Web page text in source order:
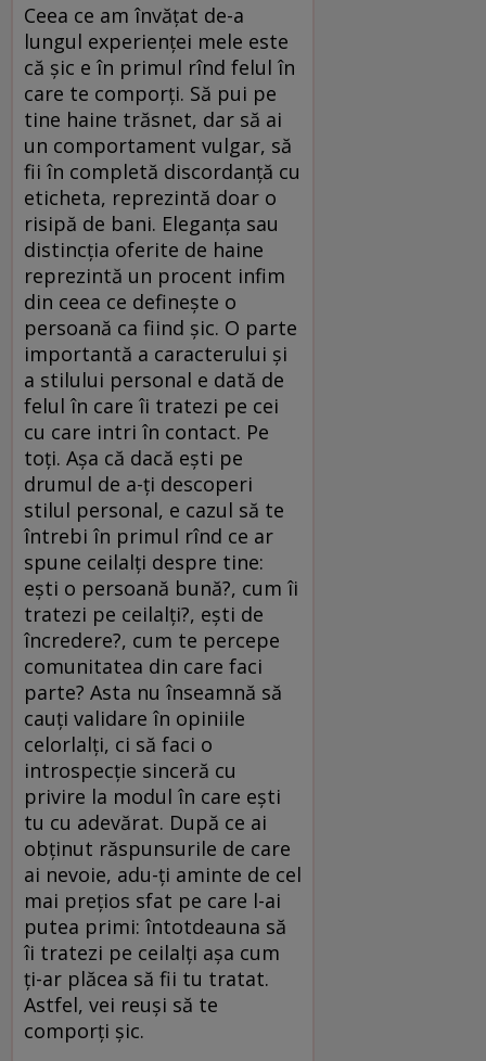
Ceea ce am învățat de-a
lungul experienței mele este
că șic e în primul rînd felul în
care te comporți. Să pui pe
tine haine trăsnet, dar să ai
un comportament vulgar, să
fii în completă discordanță cu
eticheta, reprezintă doar o
risipă de bani. Eleganța sau
distincția oferite de haine
reprezintă un procent infim
din ceea ce definește o
persoană ca fiind șic. O parte
importantă a caracterului și
a stilului personal e dată de
felul în care îi tratezi pe cei
cu care intri în contact. Pe
toți. Așa că dacă ești pe
drumul de a-ți descoperi
stilul personal, e cazul să te
întrebi în primul rînd ce ar
spune ceilalți despre tine:
ești o persoană bună?, cum îi
tratezi pe ceilalți?, ești de
încredere?, cum te percepe
comunitatea din care faci
parte? Asta nu înseamnă să
cauți validare în opiniile
celorlalți, ci să faci o
introspecție sinceră cu
privire la modul în care ești
tu cu adevărat. După ce ai
obținut răspunsurile de care
ai nevoie, adu-ți aminte de cel
mai prețios sfat pe care l-ai
putea primi: întotdeauna să
îi tratezi pe ceilalți așa cum
ți-ar plăcea să fii tu tratat.
Astfel, vei reuși să te
comporți șic.